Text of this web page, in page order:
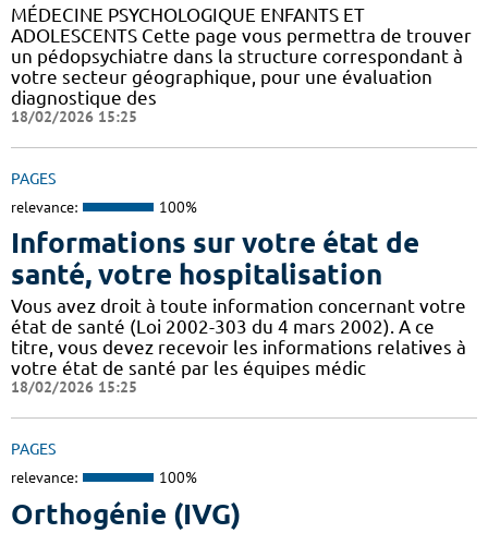
MÉDECINE PSYCHOLOGIQUE ENFANTS ET
ADOLESCENTS Cette page vous permettra de trouver
un pédopsychiatre dans la structure correspondant à
votre secteur géographique, pour une évaluation
diagnostique des
18/02/2026 15:25
PAGES
relevance: 100%
Informations sur votre état de
santé, votre hospitalisation
Vous avez droit à toute information concernant votre
état de santé (Loi 2002-303 du 4 mars 2002). A ce
titre, vous devez recevoir les informations relatives à
votre état de santé par les équipes médic
18/02/2026 15:25
PAGES
relevance: 100%
Orthogénie (IVG)